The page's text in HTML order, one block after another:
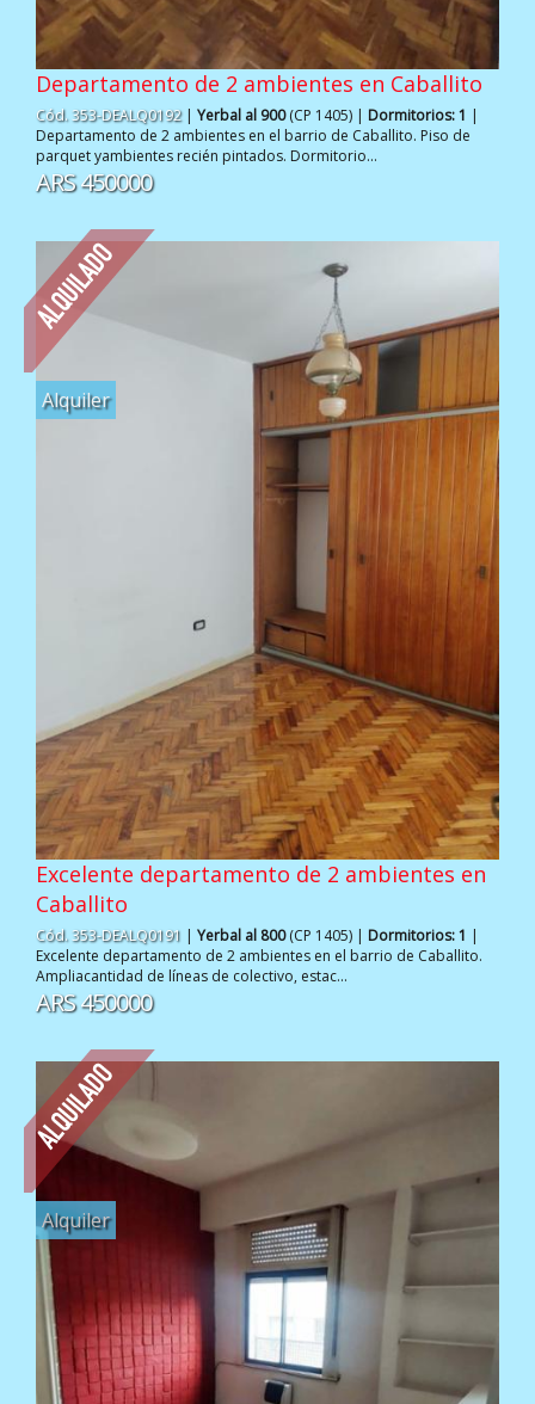
Departamento de 2 ambientes en Caballito
Cód. 353-DEALQ0192| Yerbal al 900(CP 1405) | Dormitorios: 1 |
Departamento de 2 ambientes en el barrio de Caballito. Piso de
parquet yambientes recién pintados. Dormitorio...
ARS 450000
Alquiler
Excelente departamento de 2 ambientes en
Caballito
Cód. 353-DEALQ0191 | Yerbal al 800(CP 1405) | Dormitorios: 1 |
Excelente departamento de 2 ambientes en el barrio de Caballito.
Ampliacantidad de líneas de colectivo, estac...
ARS 450000
Alquiler